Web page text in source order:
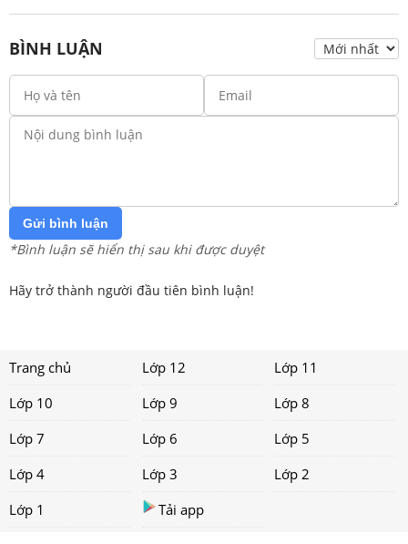
BÌNH LUẬN
Gửi bình luận
*Bình luận sẽ hiển thị sau khi được duyệt
Hãy trở thành người đầu tiên bình luận!
Trang chủ Lớp 12
Lớp 11
Lớp 10
Lớp 9
Lớp 8
Lớp 7
Lớp 6
Lớp 5
Lớp 4
Lớp 3
Lớp 2
Lớp 1
Tải app